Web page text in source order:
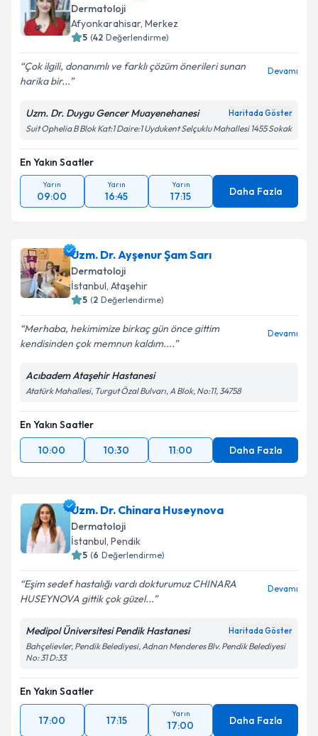
E-posta Adresiniz
kapsamda işlenmesini kabul ediyorum.
Dermatoloji
Afyonkarahisar, Merkez
5 (42 Değerlendirme)
Çok ilgili, donanımlı ve farklı çözüm önerileri sunan
harika bir...
Devamı
Uzm. Dr. Duygu Gencer Muayenehanesi Haritada Göster
Suit Ophelia B Blok Kat:1 Daire:1 Uydukent Selçuklu Mahallesi 1455 Sokak
En Yakın Saatler
Yarın
09:00
Yarın
16:45
Yarın
17:15 Daha Fazla
Uzm. Dr. Ayşenur Şam Sarı
Dermatoloji
İstanbul, Ataşehir
5 (2 Değerlendirme)
Merhaba, hekimimize birkaç gün önce gittim
kendisinden çok memnun kaldım....
Devamı
Acıbadem Ataşehir Hastanesi
Atatürk Mahallesi, Turgut Özal Bulvarı, A Blok, No:11, 34758
En Yakın Saatler
10:00
10:30 11:00 Daha Fazla
Uzm. Dr. Chinara Huseynova
Dermatoloji
İstanbul, Pendik
5 (6 Değerlendirme)
Eşim sedef hastalığı vardı dokturumuz CHINARA
HUSEYNOVA gittik çok güzel...
Devamı
Medipol Üniversitesi Pendik Hastanesi Haritada Göster
Bahçelievler, Pendik Belediyesi, Adnan Menderes Blv. Pendik Belediyesi
No: 31 D:33
En Yakın Saatler
17:00 17:15
Yarın
17:00 Daha Fazla